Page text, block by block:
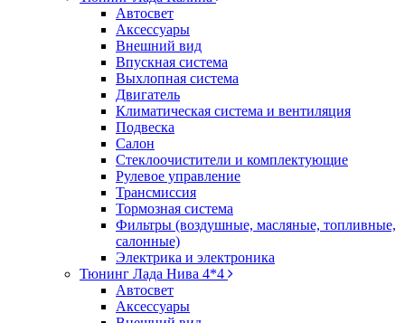
Автосвет
Аксессуары
Внешний вид
Впускная система
Выхлопная система
Двигатель
Климатическая система и вентиляция
Подвеска
Салон
Стеклоочистители и комплектующие
Рулевое управление
Трансмиссия
Тормозная система
Фильтры (воздушные, масляные, топливные,
салонные)
Электрика и электроника
Тюнинг Лада Нива 4*4
Автосвет
Аксессуары